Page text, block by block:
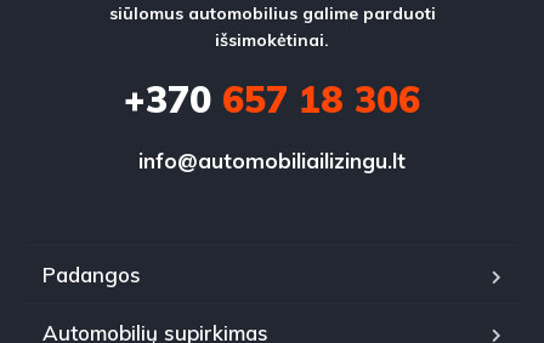
siūlomus automobilius galime parduoti
išsimokėtinai.
+370 657 18 306
info@automobiliailizingu.lt
Padangos
Automobilių supirkimas